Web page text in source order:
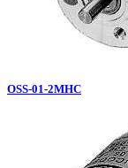
OSS-01-2MHC